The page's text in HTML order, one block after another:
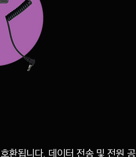
환됩니다. 데이터 전송 및 전원 공